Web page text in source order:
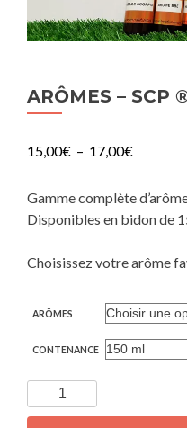
ARÔMES – SCP
15,00€ – 17,00€
Gamme complète
Disponibles en bidon de
Choisissez votre arôme
ARÔMES
CONTENANCE